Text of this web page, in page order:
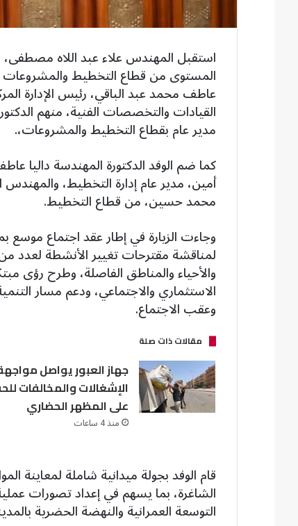
استقبل المهندس علاء عبد اللاه
المستوى من قطاع التخطيط والمشروعات
عاطف محمد عبد الباقي، رئيس الإدارة
القيادات والتخصصات الفنية، منهم
مدير عام بقطاع التخطيط والمشروعات،.
كما ضم الوفد الدكتورة المهندسة داليا
أمين، مدير عام إدارة التخطيط،
محمد حسين، من قطاع التخطيط.
وجاءت الزيارة في إطار عقد اجتماع موسع
لمناقشة مقترحات تغيير الأنشطة لعدد
والأحياء والمناطق الفاصلة، وطرح رؤى
الاستثماري والاجتماعي، ودعم مسار
وعقب الاجتماع.
مقالات ذات صلة
جهاز العبور يواصل
الإشغالات والمخالفات
على المظهر الحضاري
منذ 4 ساعات
قام الوفد بجولة ميدانية شاملة لمعاينة
الشاغرة، بما يسهم في إعداد تصورات
التوسعة العمرانية والنهضة الحضرية